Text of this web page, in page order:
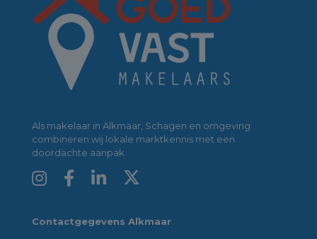
Als makelaar in Alkmaar, Schagen en omgeving
combineren wij lokale marktkennis met een
doordachte aanpak.
Contactgegevens Alkmaar